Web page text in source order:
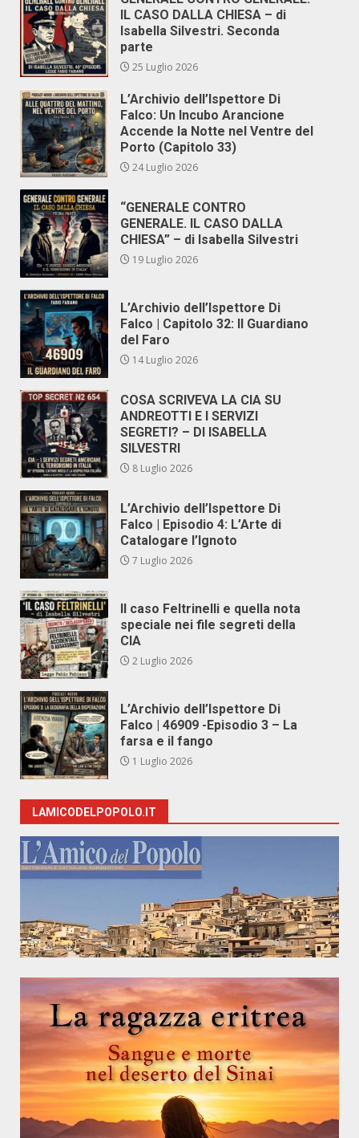
IL CASO DALLA CHIESA – di
Isabella Silvestri. Seconda
parte
25 Luglio 2026
L’Archivio dell’Ispettore Di
Falco: Un Incubo Arancione
Accende la Notte nel Ventre del
Porto (Capitolo 33)
24 Luglio 2026
“GENERALE CONTRO
GENERALE. IL CASO DALLA
CHIESA” – di Isabella Silvestri
19 Luglio 2026
L’Archivio dell’Ispettore Di
Falco | Capitolo 32: Il Guardiano
del Faro
14 Luglio 2026
COSA SCRIVEVA LA CIA SU
ANDREOTTI E I SERVIZI
SEGRETI? – DI ISABELLA
SILVESTRI
8 Luglio 2026
L’Archivio dell’Ispettore Di
Falco | Episodio 4: L’Arte di
Catalogare l’Ignoto
7 Luglio 2026
Il caso Feltrinelli e quella nota
speciale nei file segreti della
CIA
2 Luglio 2026
L’Archivio dell’Ispettore Di
Falco | 46909 -Episodio 3 – La
farsa e il fango
1 Luglio 2026
LAMICODELPOPOLO.IT